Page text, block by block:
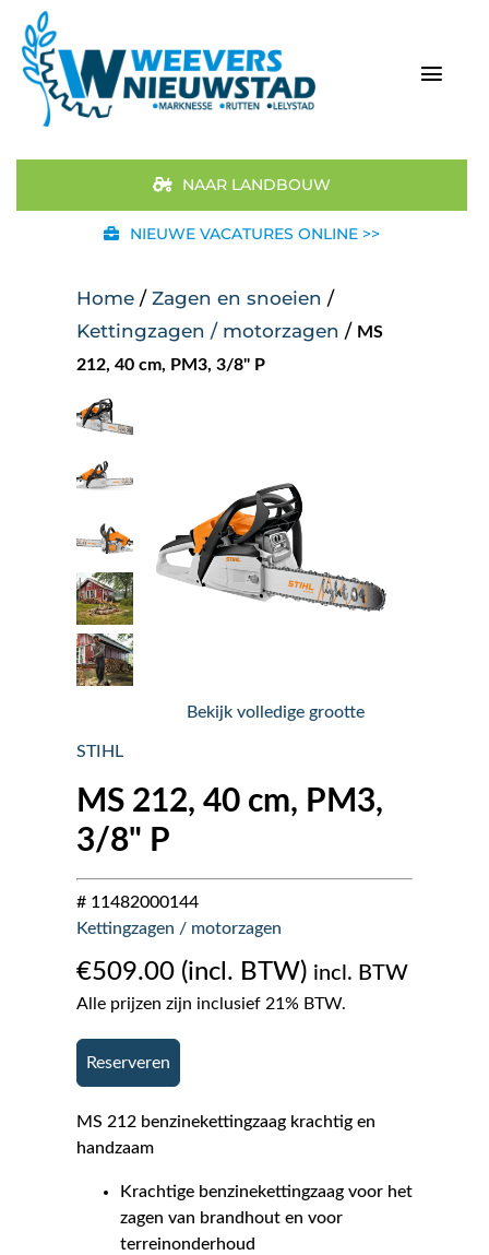
naar
inhoud
Aanbod
STIHL
Nieuws
Over ons
Tuin & Park Contact
NAAR LANDBOUW
NIEUWE VACATURES ONLINE >>
Home / Zagen en snoeien /
Kettingzagen / motorzagen / MS
212, 40 cm, PM3, 3/8" P
Bekijk volledige grootte
STIHL
MS 212, 40 cm, PM3,
3/8" P
# 11482000144
Kettingzagen / motorzagen
€509.00 incl. BTW
Alle prijzen zijn inclusief 21% BTW.
Reserveren
MS 212 benzinekettingzaag krachtig en
handzaam
Krachtige benzinekettingzaag voor het
zagen van brandhout en voor
terreinonderhoud